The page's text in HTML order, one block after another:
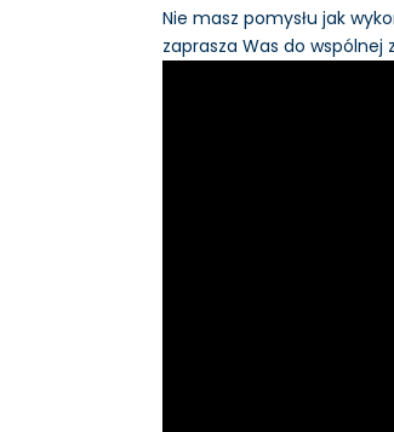
Nie masz pomysłu jak
zaprasza Was do wspólnej